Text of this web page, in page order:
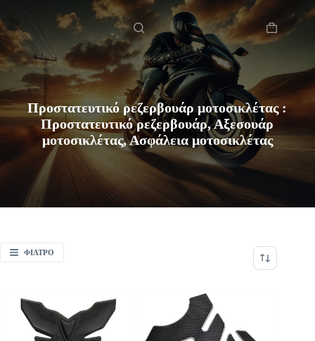
στο
περιεχόμενο
Καλάθι
Αγορών
Προστατευτικό ρεζερβουάρ μοτοσικλέτας :
Προστατευτικό ρεζερβουάρ, Αξεσουάρ
μοτοσικλέτας, Ασφάλεια μοτοσικλέτας
ΦΊΛΤΡΟ